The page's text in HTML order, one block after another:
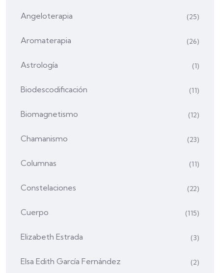
Angeloterapia (25)
Aromaterapia (26)
Astrología (1)
Biodescodificación (11)
Biomagnetismo (12)
Chamanismo (23)
Columnas (11)
Constelaciones (22)
Cuerpo (115)
Elizabeth Estrada (3)
Elsa Edith García Fernández (2)